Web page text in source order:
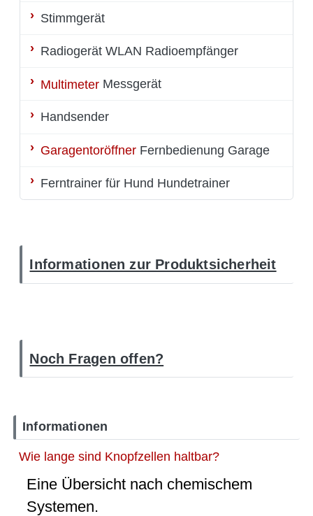
Stimmgerät
Radiogerät WLAN Radioempfänger
Multimeter Messgerät
Handsender
Garagentoröffner Fernbedienung Garage
Ferntrainer für Hund Hundetrainer
Informationen zur Produktsicherheit
Noch Fragen offen?
Informationen
Wie lange sind Knopfzellen haltbar?
Eine Übersicht nach chemischem
Systemen.